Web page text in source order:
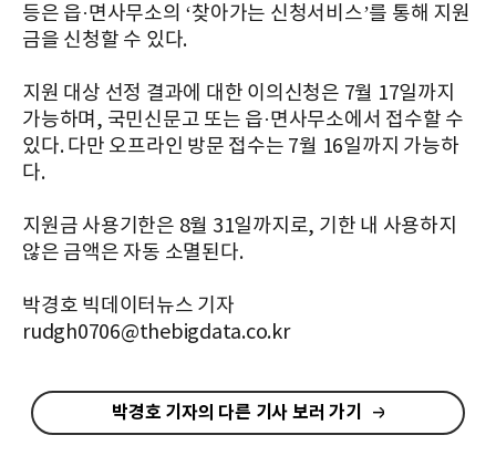
등은 읍·면사무소의 ‘찾아가는 신청서비스’를 통해 지원
금을 신청할 수 있다.
지원 대상 선정 결과에 대한 이의신청은 7월 17일까지
가능하며, 국민신문고 또는 읍·면사무소에서 접수할 수
있다. 다만 오프라인 방문 접수는 7월 16일까지 가능하
다.
지원금 사용기한은 8월 31일까지로, 기한 내 사용하지
않은 금액은 자동 소멸된다.
박경호 빅데이터뉴스 기자
rudgh0706@thebigdata.co.kr
박경호 기자의 다른 기사 보러 가기